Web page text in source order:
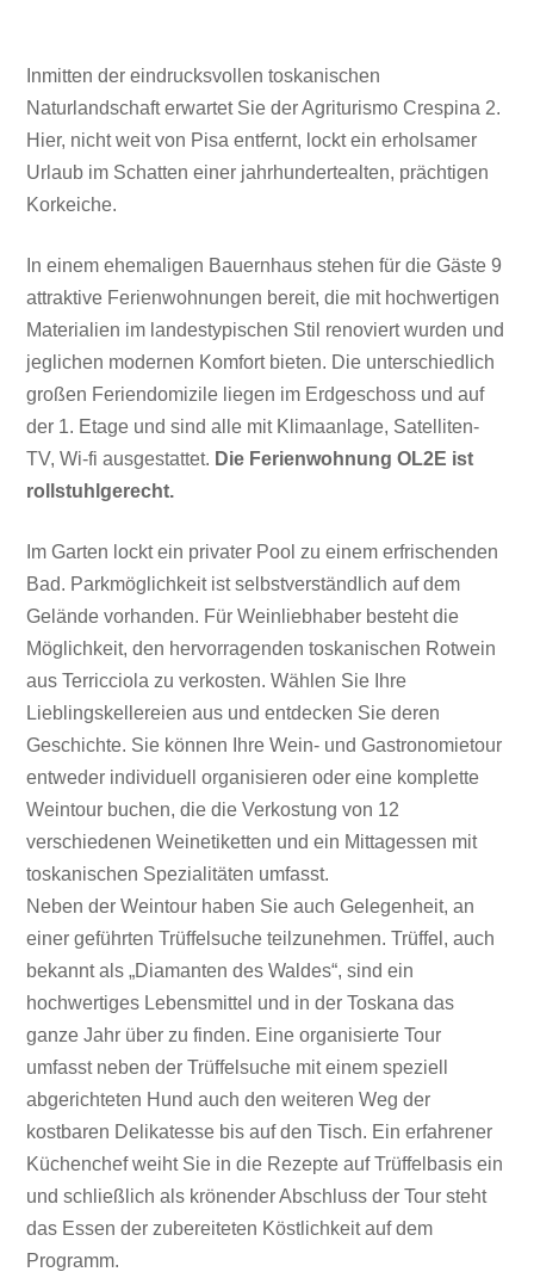
Inmitten der eindrucksvollen toskanischen
Naturlandschaft erwartet Sie der Agriturismo Crespina 2.
Hier, nicht weit von Pisa entfernt, lockt ein erholsamer
Urlaub im Schatten einer jahrhundertealten, prächtigen
Korkeiche.
In einem ehemaligen Bauernhaus stehen für die Gäste 9
attraktive Ferienwohnungen bereit, die mit hochwertigen
Materialien im landestypischen Stil renoviert wurden und
jeglichen modernen Komfort bieten. Die unterschiedlich
großen Feriendomizile liegen im Erdgeschoss und auf
der 1. Etage und sind alle mit Klimaanlage, Satelliten-
TV, Wi-fi ausgestattet. Die Ferienwohnung OL2E ist
rollstuhlgerecht.
Im Garten lockt ein privater Pool zu einem erfrischenden
Bad. Parkmöglichkeit ist selbstverständlich auf dem
Gelände vorhanden. Für Weinliebhaber besteht die
Möglichkeit, den hervorragenden toskanischen Rotwein
aus Terricciola zu verkosten. Wählen Sie Ihre
Lieblingskellereien aus und entdecken Sie deren
Geschichte. Sie können Ihre Wein- und Gastronomietour
entweder individuell organisieren oder eine komplette
Weintour buchen, die die Verkostung von 12
verschiedenen Weinetiketten und ein Mittagessen mit
toskanischen Spezialitäten umfasst.
Neben der Weintour haben Sie auch Gelegenheit, an
einer geführten Trüffelsuche teilzunehmen. Trüffel, auch
bekannt als „Diamanten des Waldes“, sind ein
hochwertiges Lebensmittel und in der Toskana das
ganze Jahr über zu finden. Eine organisierte Tour
umfasst neben der Trüffelsuche mit einem speziell
abgerichteten Hund auch den weiteren Weg der
kostbaren Delikatesse bis auf den Tisch. Ein erfahrener
Küchenchef weiht Sie in die Rezepte auf Trüffelbasis ein
und schließlich als krönender Abschluss der Tour steht
das Essen der zubereiteten Köstlichkeit auf dem
Programm.